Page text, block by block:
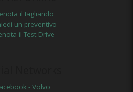
il tagliando
un preventivo
il Test-Drive
- Volvo